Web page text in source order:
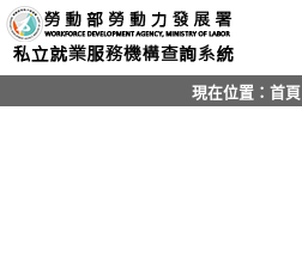
移至主要內容區位置
現在位置：首頁